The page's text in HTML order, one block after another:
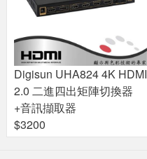
Digisun UHA824 4K HDMI
2.0 二進四出矩陣切換器
+音訊擷取器
$3200